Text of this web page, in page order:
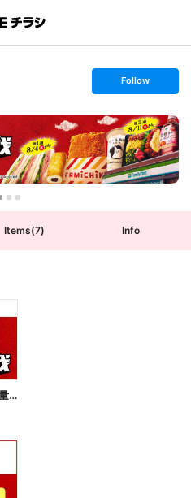
s
t
o
l
l
o
w
Follow
Items(7) Info
【おトク】お値段そのまま!45%増量作戦!